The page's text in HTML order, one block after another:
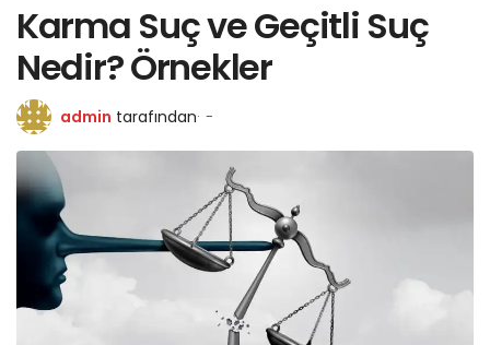
Karma Suç ve Geçitli Suç
Nedir? Örnekler
admin tarafından -